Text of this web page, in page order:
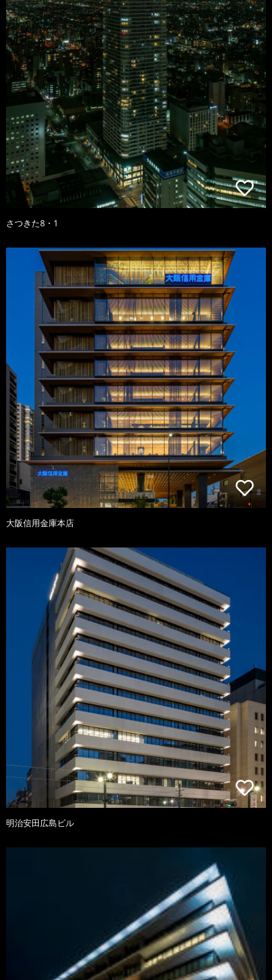
さつきた8・1
大阪信用金庫本店
明治安田広島ビル